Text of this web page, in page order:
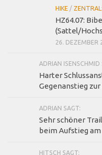
HIKE /
HZ64.07:
(Sattel/
26. DEZEMBER
ADRIAN ISENSCHMID
Harter
Gegenanstieg zur
ADRIAN SAGT:
Sehr schöner
beim Aufstieg
HITSCH SAGT: